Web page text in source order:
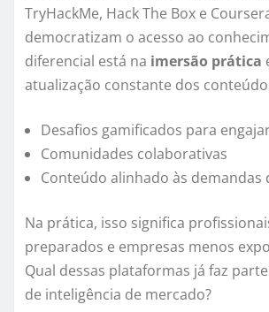
TryHackMe, Hack The Box e
democratizam o acesso ao
diferencial está na imersão prática
atualização constante dos
Desafios gamificados para
Comunidades colaborativas
Conteúdo alinhado às demandas
Na prática, isso significa
preparados e empresas menos
Qual dessas plataformas já faz
de inteligência de mercado?